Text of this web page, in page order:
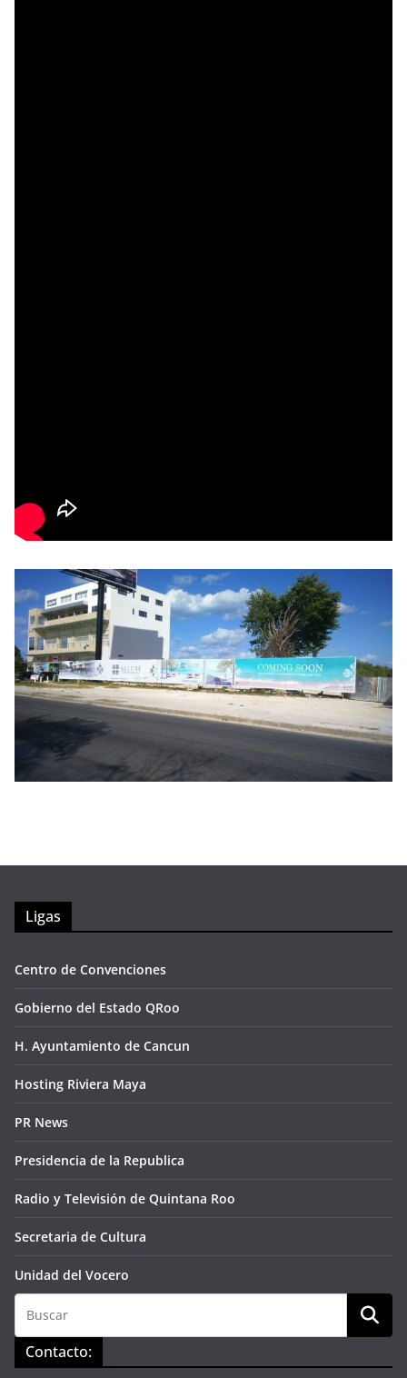
Ligas
Centro de Convenciones
Gobierno del Estado QRoo
H. Ayuntamiento de Cancun
Hosting Riviera Maya
PR News
Presidencia de la Republica
Radio y Televisión de Quintana Roo
Secretaria de Cultura
Unidad del Vocero
Contacto: